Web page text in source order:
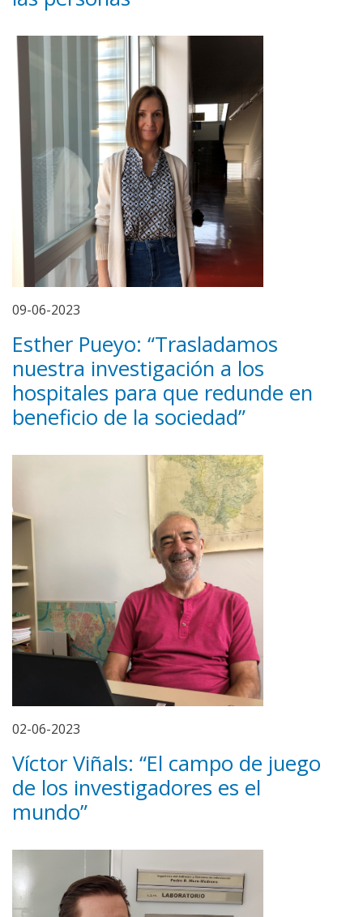
09-06-2023
Esther Pueyo: “Trasladamos
nuestra investigación a los
hospitales para que redunde en
beneficio de la sociedad”
02-06-2023
Víctor Viñals: “El campo de juego
de los investigadores es el
mundo”